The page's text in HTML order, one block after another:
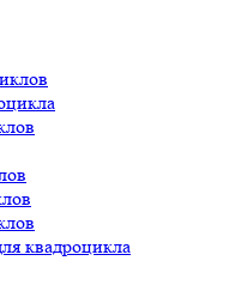
квадроцикла